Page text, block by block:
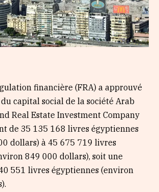
financière (FRA) a approuvé
capital social de la société Arab
Real Estate Investment Company
de 35 135 168 livres égyptiennes
dollars) à 45 675 719 livres
849 000 dollars), soit une
551 livres égyptiennes (environ